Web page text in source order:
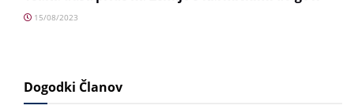
15/08/2023
Dogodki Članov